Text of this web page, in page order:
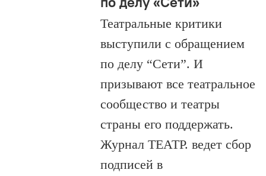
Театральные критики
выступили с обращением
по делу “Сети”. И
призывают все театральное
сообщество и театры
страны его поддержать.
Журнал ТЕАТР. ведет сбор
подписей в